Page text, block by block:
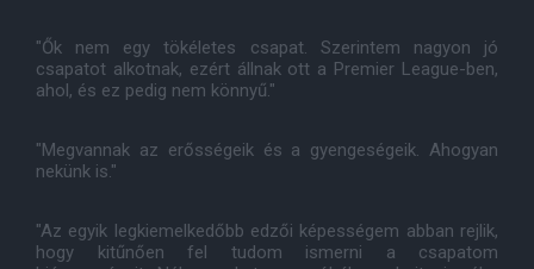
"Ők nem egy tökéletes csapat. Szerintem nagyon jó
csapatot alkotnak, ezért állnak ott a Premier League-ben,
ahol, és ez pedig nem könnyű."
"Megvannak az erősségeik és a gyengeségeik. Ahogyan
nekünk is."
"Az egyik legkiemelkedőbb edzői képességem abban rejlik,
hogy kitűnően fel tudom ismerni a csapatom